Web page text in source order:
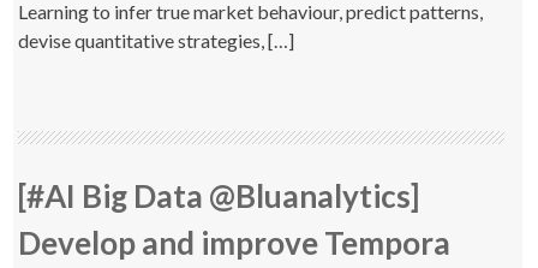
Learning to infer true market behaviour, predict patterns,
devise quantitative strategies, […]
[#AI Big Data @Bluanalytics]
Develop and improve Tempora